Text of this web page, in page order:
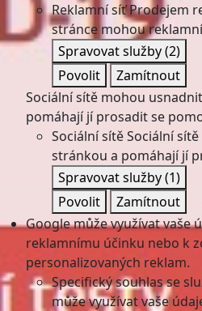
Reklamní síťProdejem
stránce mohou
Spravovat služby(2)
Povolit
Zamítnout
Sociální sítě mohou
pomáhají jí prosadit se
Sociální sítěSociální
stránkou a pomáhají jí
Spravovat služby(1)
Povolit
Zamítnout
Google může využívat vaše
reklamnímu účinku nebo k
personalizovaných reklam.
Specifický souhlas se
může využívat vaše